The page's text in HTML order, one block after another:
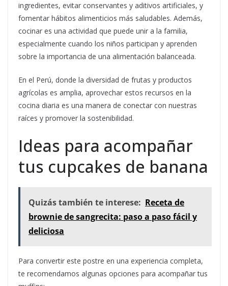
ingredientes, evitar conservantes y aditivos artificiales, y
fomentar hábitos alimenticios más saludables. Además,
cocinar es una actividad que puede unir a la familia,
especialmente cuando los niños participan y aprenden
sobre la importancia de una alimentación balanceada.
En el Perú, donde la diversidad de frutas y productos
agrícolas es amplia, aprovechar estos recursos en la
cocina diaria es una manera de conectar con nuestras
raíces y promover la sostenibilidad.
Ideas para acompañar
tus cupcakes de banana
Quizás también te interese: Receta de
brownie de sangrecita: paso a paso fácil y
deliciosa
Para convertir este postre en una experiencia completa,
te recomendamos algunas opciones para acompañar tus